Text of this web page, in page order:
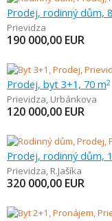
Prodej, rodinný dům,
Prievidza
190 000,00 EUR
Prodej, byt 3+1, 70 m2
Prievidza, Urbánkova
120 000,00 EUR
Prodej, rodinný dům,
Prievidza, R.Jašíka
320 000,00 EUR